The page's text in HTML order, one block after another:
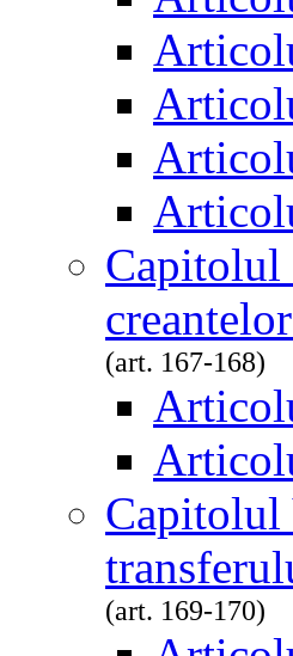
Capitolul
(art. 167-168)
Capitolul
(art. 169-170)